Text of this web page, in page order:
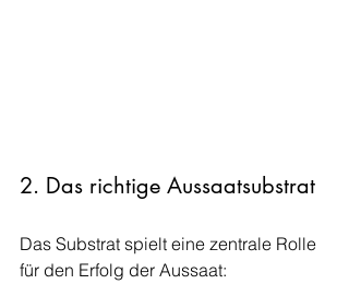
2. Das richtige Aussaatsubstrat
Das Substrat spielt eine zentrale Rolle
für den Erfolg der Aussaat: